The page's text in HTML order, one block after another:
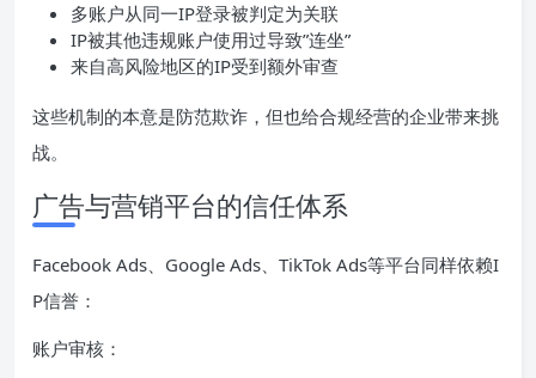
多账户从同一IP登录被判定为关联
IP被其他违规账户使用过导致”连坐”
来自高风险地区的IP受到额外审查
这些机制的本意是防范欺诈，但也给合规经营的企业带来挑
战。
广告与营销平台的信任体系
Facebook Ads、Google Ads、TikTok Ads等平台同样依赖I
P信誉：
账户审核：